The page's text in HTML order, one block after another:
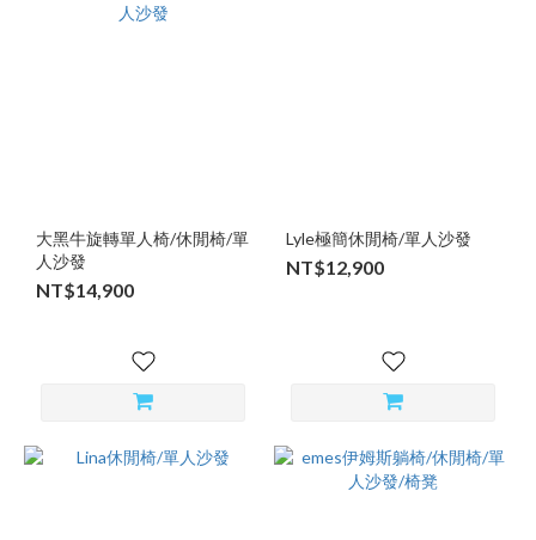
大黑牛旋轉單人椅/休閒椅/單
人沙發
NT$14,900
Lyle極簡休閒椅/單人沙發
NT$12,900